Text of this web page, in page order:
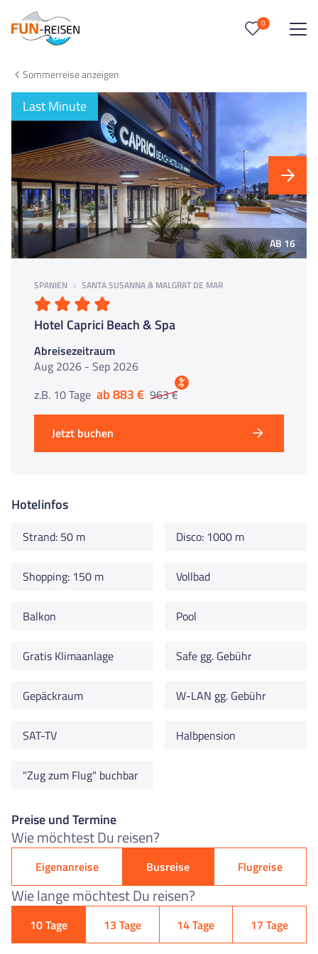
0
Keine Reisen auf der Merkliste
Sommerreise anzeigen
Last Minute
AB 16
SPANIEN SANTA SUSANNA & MALGRAT DE MAR
Hotel Caprici Beach & Spa
Abreisezeitraum
Aug 2026 - Sep 2026
z.B. 10 Tage ab 883 € 963 €
%
Jetzt buchen
Hotelinfos
Strand: 50 m Disco: 1000 m
Shopping: 150 m Vollbad
Balkon Pool
Gratis Klimaanlage Safe gg. Gebühr
Gepäckraum W-LAN gg. Gebühr
SAT-TV Halbpension
"Zug zum Flug" buchbar
Preise und Termine
Wie möchtest Du reisen?
Eigenanreise Busreise Flugreise
Wie lange möchtest Du reisen?
10 Tage 13 Tage 14 Tage 17 Tage